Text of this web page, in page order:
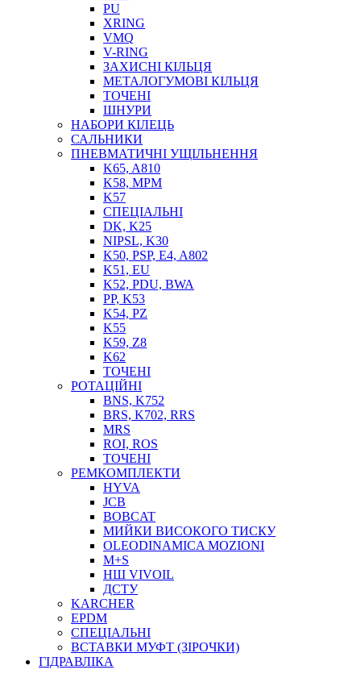
ПІСТОЛЕТИ
НАСОСИ ТА ПОМПИ
НАГНІТАЧІ
МУФТИ (НАСАДКИ) ДЛЯ ШПРИЦІВ
МАСЛЯНКИ, ЛІЙКИ
ПРЕС-МАСЛЯНКИ
ШЛАНГИ, ТРУБКИ
ШПРИЦИ МАСТИЛЬНІ
ТОСОЛ, АНТИФРИЗ
ОЛИВА-ПАЛИВО
ПОВІТРЯ-ВОДА
ДЛЯ ЗВАРЮВАННЯ
НАПІРНО-ВСМОКТУЮЧІ
ФІЛЬТРИ ДЛЯ ПАЛЬНОГО
ПІДДОНИ ДЛЯ БОЧОК
МОДУЛЬНІ АЗС
МЕТРОЛОГІЧНЕ ОБЛАДНАННЯ
ЛІЧИЛЬНИКИ І ВИТРАТОМІРИ ДЛЯ ПАЛЬНОГО
КОТУШКИ ДЛЯ ШЛАНГІВ
PU
XRING
VMQ
V-RING
ЗАХИСНІ КІЛЬЦЯ
МЕТАЛОГУМОВІ КІЛЬЦЯ
ТОЧЕНІ
ШНУРИ
НАБОРИ КІЛЕЦЬ
САЛЬНИКИ
ПНЕВМАТИЧНІ УЩІЛЬНЕННЯ
K65, A810
K58, MPM
K57
СПЕЦІАЛЬНІ
DK, K25
NIPSL, K30
K50, PSP, E4, A802
K51, EU
K52, PDU, BWA
PP, K53
K54, PZ
K55
K59, Z8
K62
ТОЧЕНІ
РОТАЦІЙНІ
BNS, K752
BRS, K702, RRS
MRS
ROI, ROS
ТОЧЕНІ
РЕМКОМПЛЕКТИ
HYVA
JCB
BOBCAT
МИЙКИ ВИСОКОГО ТИСКУ
OLEODINAMICA MOZIONI
M+S
НШ VIVOIL
ДСТУ
KARCHER
EPDM
СПЕЦІАЛЬНІ
ВСТАВКИ МУФТ (ЗІРОЧКИ)
ГІДРАВЛІКА